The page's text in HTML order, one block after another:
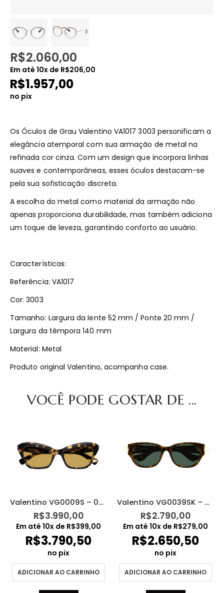
R$2.060,00
Em até 10x de R$206,00
R$1.957,00
no pix
Os Óculos de Grau Valentino VA1017 3003 personificam a
elegância atemporal com sua armação de metal na
refinada cor cinza. Com um design que incorpora linhas
suaves e contemporâneas, esses óculos destacam-se
pela sua sofisticação discreta.
A escolha do metal como material da armação não
apenas proporciona durabilidade, mas também adiciona
um toque de leveza, garantindo conforto ao usuário.
Características:
Referência: VA1017
Cor: 3003
Tamanho: Largura da lente 52 mm / Ponte 20 mm /
Largura da têmpora 140 mm
Material: Metal
Produto original Valentino, acompanha case.
VOCÊ PODE GOSTAR DE ...
Valentino VG0009S – 002
R$3.990,00
Em até 10x de R$399,00
R$3.790,50
no pix
ADICIONAR AO CARRINHO
Valentino VG0039SK – 003
R$2.790,00
Em até 10x de R$279,00
R$2.650,50
no pix
ADICIONAR AO CARRINHO